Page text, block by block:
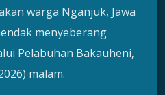
warga Nganjuk, Jawa
menyeberang
Pelabuhan Bakauheni,
malam.